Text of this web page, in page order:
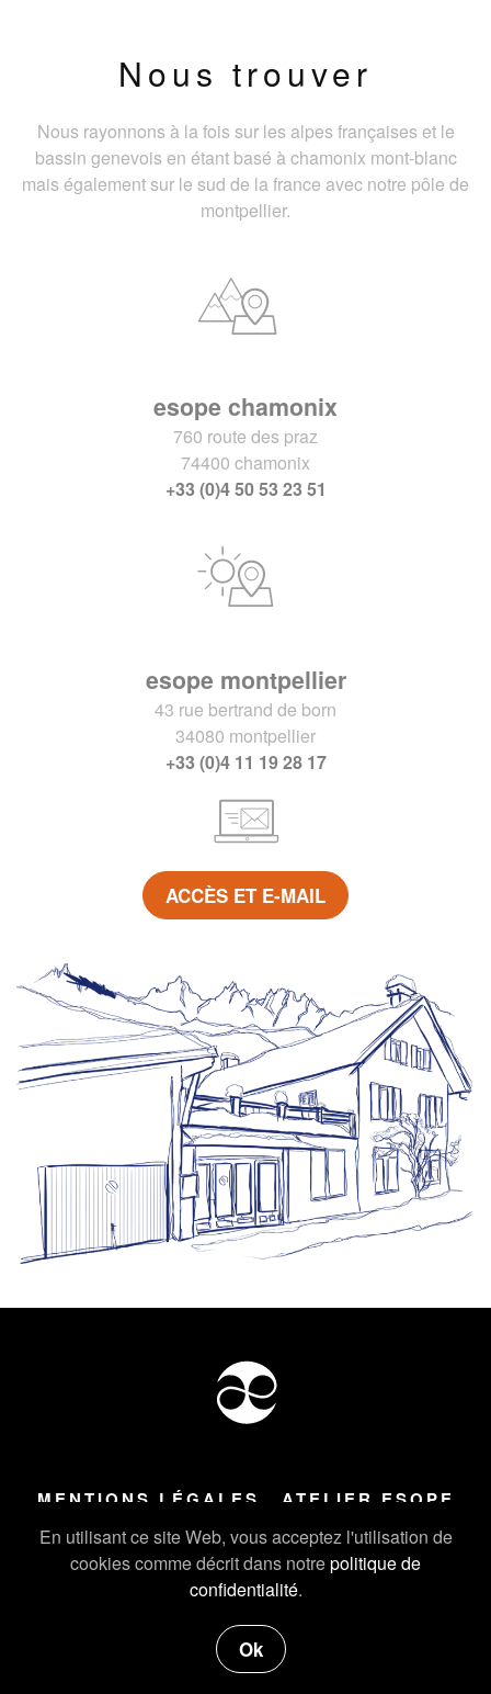
En utilisant ce site Web, vous acceptez l'utilisation de
cookies comme décrit dans notrepolitique de
confidentialité.
Ok
Nous trouver
Nous rayonnons à la fois sur les alpes françaises et le
bassin genevois en étant basé à chamonix mont-blanc
mais également sur le sud de la france avec notre pôle de
montpellier.
esope chamonix
760 route des praz
74400 chamonix
+33 (0)4 50 53 23 51
esope montpellier
43 rue bertrand de born
34080 montpellier
+33 (0)4 11 19 28 17
ACCÈS ET E-MAIL
MENTIONS LÉGALES ATELIER ESOPE